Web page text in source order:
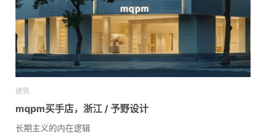
建筑
mqpm买手店，浙江 / 予野设计
长期主义的内在逻辑